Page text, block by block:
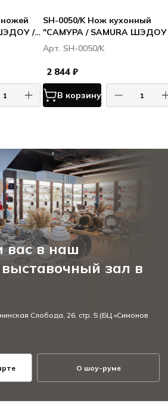
ножей
/
Black-
8, ABS
SH-0050/K Нож кухонный
"САМУРА / SAMURA ШЭДОУ
SHADOW" Хамокири с
покрытием Black-coating
мм, AUS-8, ABS пластик
Арт. SH-0050/K
2 844 ₽
В корзину
вас в наш
зал в
Слобода, 26, стр. 5 (БЦ «Симонов
О шоу-руме